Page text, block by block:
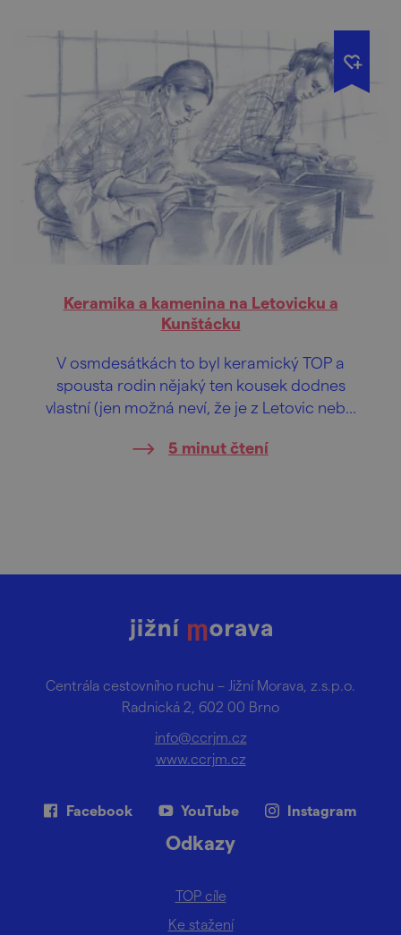
Keramika a kamenina na Letovicku a
Kunštácku
V osmdesátkách to byl keramický TOP a
spousta rodin nějaký ten kousek dodnes
vlastní (jen možná neví, že je z Letovic nebo
Dallasu věnuje téhle jedinečné kráse část
5 minut čtení
Centrála cestovního ruchu – Jižní Morava, z.s.p.o.
Radnická 2, 602 00 Brno
info@ccrjm.cz
www.ccrjm.cz
Facebook YouTube Instagram
Odkazy
TOP cíle
Ke stažení